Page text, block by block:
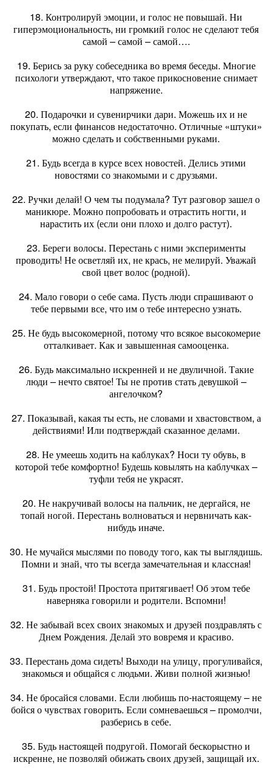
18. Контролируй эмоции, и голос не повышай. Ни
гиперэмоциональность, ни громкий голос не сделают тебя
самой – самой – самой….
19. Берись за руку собеседника во время беседы. Многие
психологи утверждают, что такое прикосновение снимает
напряжение.
20. Подарочки и сувенирчики дари. Можешь их и не
покупать, если финансов недостаточно. Отличные «штуки»
можно сделать и собственными руками.
21. Будь всегда в курсе всех новостей. Делись этими
новостями со знакомыми и с друзьями.
22. Ручки делай! О чем ты подумала? Тут разговор зашел о
маникюре. Можно попробовать и отрастить ногти, и
нарастить их (если они плохо и долго растут).
23. Береги волосы. Перестань с ними эксперименты
проводить! Не осветляй их, не крась, не мелируй. Уважай
свой цвет волос (родной).
24. Мало говори о себе сама. Пусть люди спрашивают о
тебе первыми все, что им о тебе интересно узнать.
25. Не будь высокомерной, потому что всякое высокомерие
отталкивает. Как и завышенная самооценка.
26. Будь максимально искренней и не двуличной. Такие
люди – нечто святое! Ты не против стать девушкой –
ангелочком?
27. Показывай, какая ты есть, не словами и хвастовством, а
действиями! Или подтверждай сказанное делами.
28. Не умеешь ходить на каблуках? Носи ту обувь, в
которой тебе комфортно! Будешь ковылять на каблучках –
туфли тебя не украсят.
20. Не накручивай волосы на пальчик, не дергайся, не
топай ногой. Перестань волноваться и нервничать как-
нибудь иначе.
30. Не мучайся мыслями по поводу того, как ты выглядишь.
Помни и знай, что ты всегда замечательная и классная!
31. Будь простой! Простота притягивает! Об этом тебе
наверняка говорили и родители. Вспомни!
32. Не забывай всех своих знакомых и друзей поздравлять с
Днем Рождения. Делай это вовремя и красиво.
33. Перестань дома сидеть! Выходи на улицу, прогуливайся,
знакомься и общайся с людьми. Живи полной жизнью!
34. Не бросайся словами. Если любишь по-настоящему – не
бойся о чувствах говорить. Если сомневаешься – промолчи,
разберись в себе.
35. Будь настоящей подругой. Помогай бескорыстно и
искренне, не позволяй обижать своих друзей, защищай их.